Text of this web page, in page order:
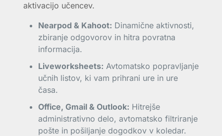
aktivacijo učencev.
Nearpod & Kahoot: Dinamične aktivnosti,
zbiranje odgovorov in hitra povratna
informacija.
Liveworksheets: Avtomatsko popravljanje
učnih listov, ki vam prihrani ure in ure
časa.
Office, Gmail & Outlook: Hitrejše
administrativno delo, avtomatsko filtriranje
pošte in pošiljanje dogodkov v koledar.